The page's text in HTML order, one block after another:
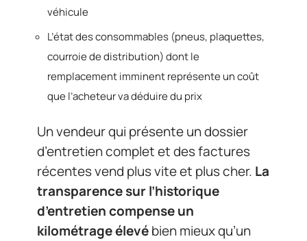
véhicule
L’état des consommables (pneus, plaquettes,
courroie de distribution) dont le
remplacement imminent représente un coût
que l’acheteur va déduire du prix
Un vendeur qui présente un dossier
d’entretien complet et des factures
récentes vend plus vite et plus cher. La
transparence sur l’historique
d’entretien compense un
kilométrage élevébien mieux qu’un